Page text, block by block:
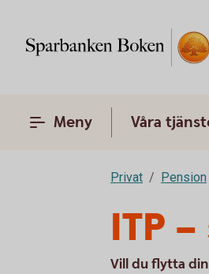
Meny Våra
Privat Pension
ITP
Vill du flytta